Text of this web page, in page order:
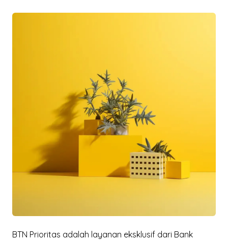
BTN Prioritas adalah layanan eksklusif dari Bank